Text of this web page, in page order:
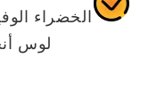
الخضراء
لوس